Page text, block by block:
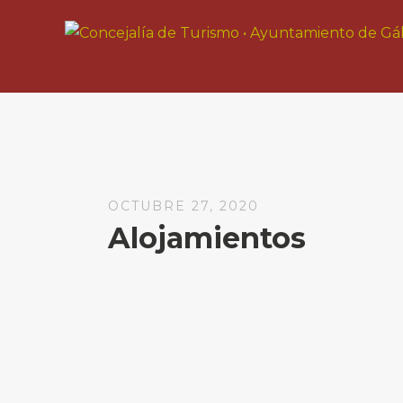
OCTUBRE 27, 2020
Alojamientos